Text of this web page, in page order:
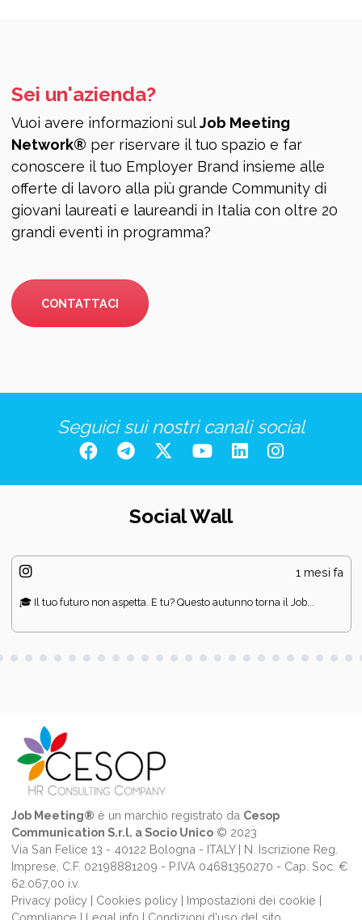
Sei un'azienda?
Vuoi avere informazioni sulJob Meeting
Network® per riservare il tuo spazio e far
conoscere il tuo Employer Brand insieme alle
offerte di lavoro alla più grande Community di
giovani laureati e laureandi in Italia con oltre 20
grandi eventi in programma?
CONTATTACI
Seguici sui nostri canali social
Social Wall
1 mesi fa
🎓 Il tuo futuro non aspetta. E tu? Questo autunno torna il Job...
Job Meeting® è un marchio registrato da Cesop
Communication S.r.l. a Socio Unico© 2023
Via San Felice 13 - 40122 Bologna - ITALY | N. Iscrizione Reg.
Imprese, C.F. 02198881209 - P.IVA 04681350270 - Cap. Soc. €
62.067,00 i.v.
Privacy policy| Cookies policy| Impostazioni dei cookie |
Compliance | Legal info | Condizioni d'uso del sito